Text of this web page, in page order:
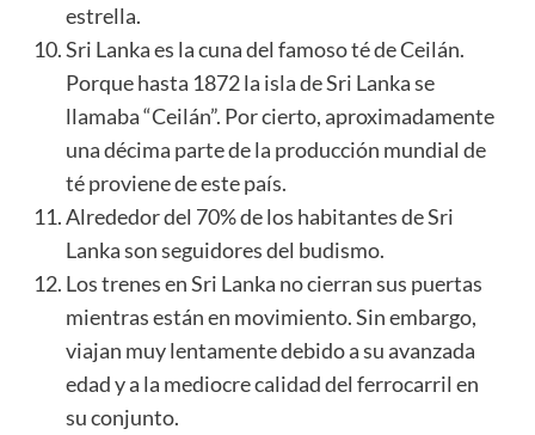
estrella.
Sri Lanka es la cuna del famoso té de Ceilán.
Porque hasta 1872 la isla de Sri Lanka se
llamaba “Ceilán”. Por cierto, aproximadamente
una décima parte de la producción mundial de
té proviene de este país.
Alrededor del 70% de los habitantes de Sri
Lanka son seguidores del budismo.
Los trenes en Sri Lanka no cierran sus puertas
mientras están en movimiento. Sin embargo,
viajan muy lentamente debido a su avanzada
edad y a la mediocre calidad del ferrocarril en
su conjunto.